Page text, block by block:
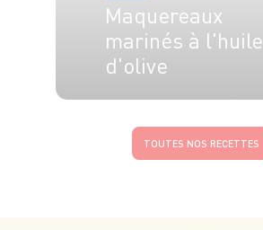
Maquereaux
marinés à l'huile
d'olive
TOUTES NOS RECETTES